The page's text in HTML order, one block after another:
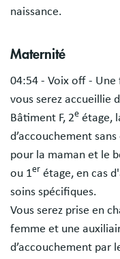
naissance.
Maternité
04:54 - Voix off - Une
vous serez accueillie
Bâtiment F, 2e étage,
d’accouchement
pour la maman et le
ou 1er étage, en cas
soins spécifiques.
Vous serez prise en
femme et une
d’accouchement par